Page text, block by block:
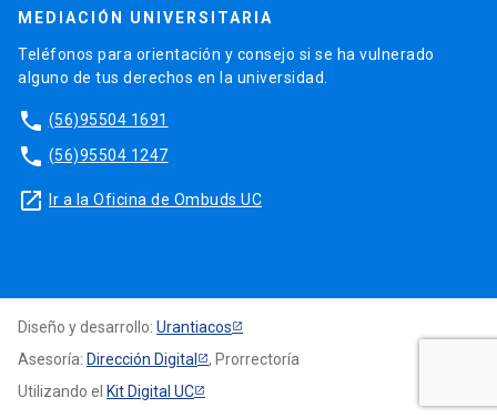
MEDIACIÓN UNIVERSITARIA
Teléfonos para orientación y consejo si se ha vulnerado
alguno de tus derechos en la universidad.
phone (56)95504 1691
phone (56)95504 1247
launch Ir a la Oficina de Ombuds UC
Diseño y desarrollo: Urantiacos
Asesoría: Dirección Digital
, Prorrectoría
Utilizando el Kit Digital UC